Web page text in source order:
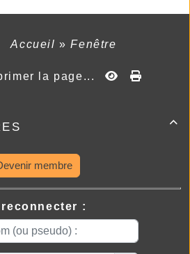
Accueil»Fenêtre
la page...

membre
reconnecter :